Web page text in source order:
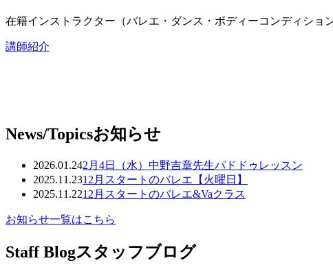
在籍インストラクター（バレエ・ダンス・ボディーコンディショ
講師紹介
News/Topicsお知らせ
2026.01.242月4日（水）中野吉章先生パドドゥレッスン
2025.11.2312月スタートのバレエ【火曜日】
2025.11.2212月スタートのバレエ&Vaクラス
お知らせ一覧はこちら
Staff Blogスタッフブログ